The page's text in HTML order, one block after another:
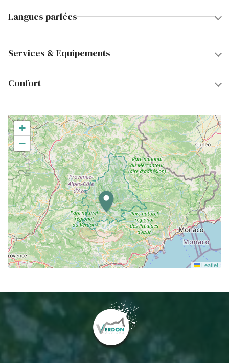
Langues parlées
Services & Equipements
Confort
+
−
Leaflet